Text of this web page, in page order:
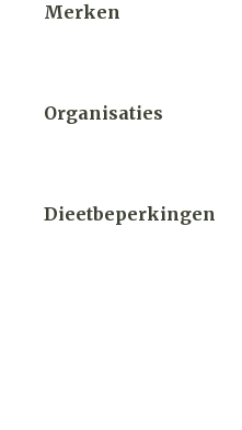
Merken
Organisaties
Dieetbeperkingen